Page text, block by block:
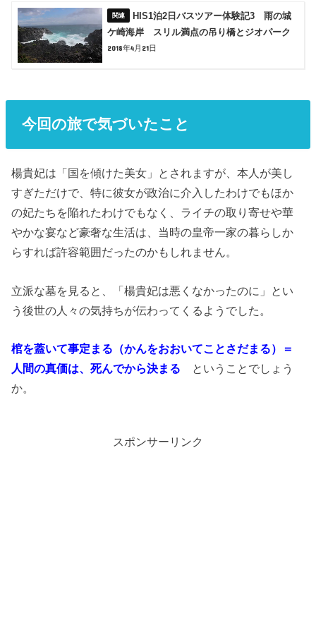
HIS1泊2日バスツアー体験記3 雨の城
ケ崎海岸 スリル満点の吊り橋とジオパーク
2018年4月21日
今回の旅で気づいたこと
楊貴妃は「国を傾けた美女」とされますが、本人が美し
すぎただけで、特に彼女が政治に介入したわけでもほか
の妃たちを陥れたわけでもなく、ライチの取り寄せや華
やかな宴など豪奢な生活は、当時の皇帝一家の暮らしか
らすれば許容範囲だったのかもしれません。
立派な墓を見ると、「楊貴妃は悪くなかったのに」とい
う後世の人々の気持ちが伝わってくるようでした。
棺を蓋いて事定まる（かんをおおいてことさだまる）＝
人間の真価は、死んでから決まる ということでしょう
か。
スポンサーリンク